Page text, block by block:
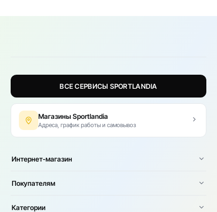
ВСЕ СЕРВИСЫ SPORTLANDIA
Магазины Sportlandia
Адреса, график работы и самовывоз
Интернет-магазин
Покупателям
Категории